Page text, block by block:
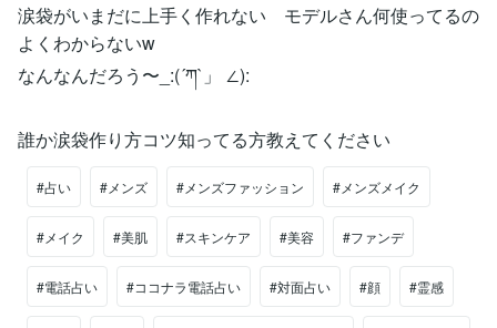
涙袋がいまだに上手く作れない モデルさん何使ってるの
よくわからないw
なんなんだろう〜_:(´ཀ`」 ∠):
誰か涙袋作り方コツ知ってる方教えてください
#占い #メンズ #メンズファッション #メンズメイク
#メイク #美肌 #スキンケア #美容 #ファンデ
#電話占い #ココナラ電話占い #対面占い #顔 #霊感